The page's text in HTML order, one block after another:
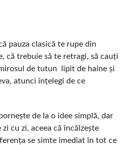
pauza clasică te rupe din
că trebuie să te retragi, să cauți
de tutun lipit de haine și
atunci înțelegi de ce
de la o idee simplă, dar
cu zi, aceea că încălzește
se simte imediat în tot ce